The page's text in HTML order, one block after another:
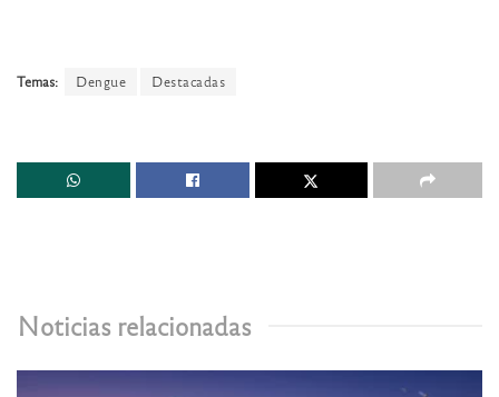
Temas: Dengue Destacadas
Noticias relacionadas